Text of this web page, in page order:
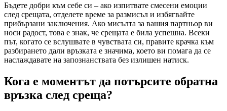
Бъдете добри към себе си – ако изпитвате смесени емоции
след срещата, отделете време за размисъл и избягвайте
прибързани заключения. Ако мисълта за вашия партньор ви
носи радост, това е знак, че срещата е била успешна. Всеки
път, когато се вслушвате в чувствата си, правите крачка към
разбирането дали връзката е значима, което ви помага да се
наслаждавате на запознанствата без излишен натиск.
Кога е моментът да потърсите обратна
връзка след среща?